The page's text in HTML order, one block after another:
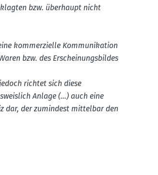
bzw. überhaupt nicht
kommer­zielle Kommunika­tion
bzw. des Erschei­nungs­bildes
richtet sich diese
Anlage (…) auch eine
dar, der zumindest mittelbar den